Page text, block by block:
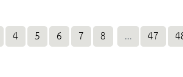
4 5 6 7 8 ... 47